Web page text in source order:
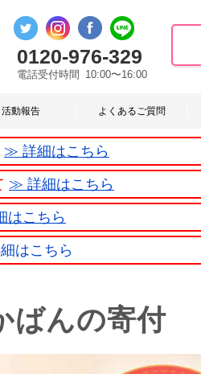
0120-976-329
電話受付時間 10:00〜16:00
活動報告 よくあるご質問
≫ 詳細はこちら
≫ 詳細はこちら
はこちら
はこちら
ばんの寄付